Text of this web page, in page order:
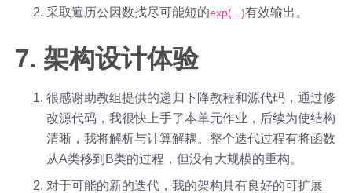
采取遍历公因数找尽可能短的exp(...)有效输出。
7. 架构设计体验
很感谢助教组提供的递归下降教程和源代码，通过修
改源代码，我很快上手了本单元作业，后续为使结构
清晰，我将解析与计算解耦。整个迭代过程有将函数
从A类移到B类的过程，但没有大规模的重构。
对于可能的新的迭代，我的架构具有良好的可扩展